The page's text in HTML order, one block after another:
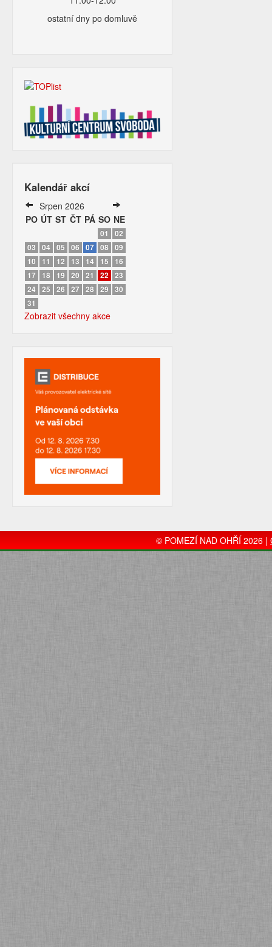
ostatní dny po domluvě
Kalendář akcí
Srpen 2026
PO ÚT ST ČT PÁ SO NE
01
02
03
04 05 06 07 08
09
10
11 12 13 14 15
16
17 18 19 20 21 22
23
24
25 26 27 28 29
30
31
Zobrazit všechny akce
© POMEZÍ NAD OHŘÍ 2026 |